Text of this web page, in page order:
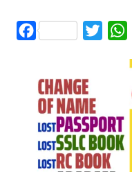
Facebook Twitter